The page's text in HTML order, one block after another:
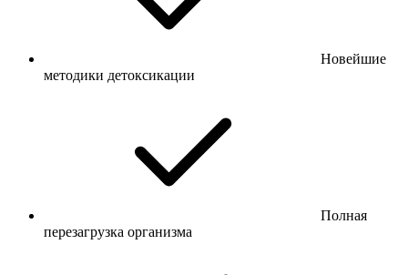
Новейшие
методики детоксикации
Полная
перезагрузка организма